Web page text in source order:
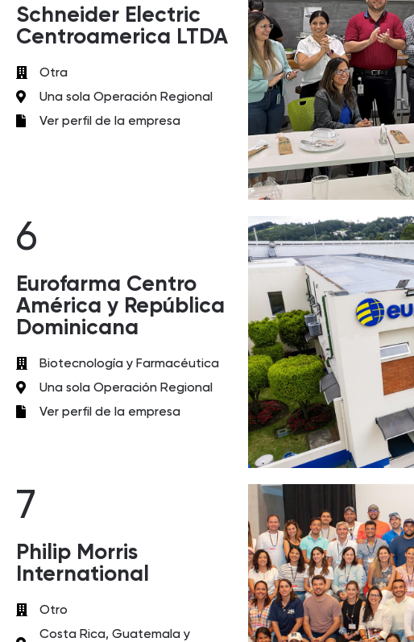
Schneider Electric
Centroamerica LTDA
Otra
Una sola Operación Regional
Ver perfil de la empresa
6
Eurofarma Centro
América y República
Dominicana
Biotecnología y Farmacéutica
Una sola Operación Regional
Ver perfil de la empresa
7
Philip Morris
International
Otro
Costa Rica, Guatemala y